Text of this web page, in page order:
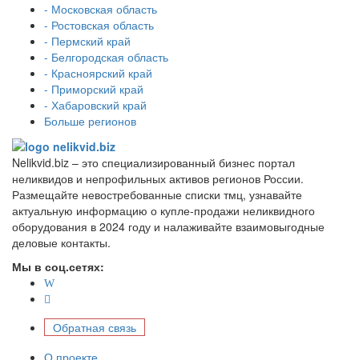
- Московская область
- Ростовская область
- Пермский край
- Белгородская область
- Красноярский край
- Приморский край
- Хабаровский край
Больше регионов
Nelikvid.biz – это специализированный бизнес портал
неликвидов и непрофильных активов регионов России.
Размещайте невостребованные списки тмц, узнавайте
актуальную информацию о купле-продажи неликвидного
оборудования в 2024 году и налаживайте взаимовыгодные
деловые контакты.
Мы в соц.сетях:
Обратная связь